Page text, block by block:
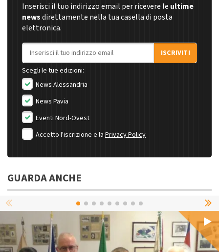
Inserisci il tuo indirizzo email per ricevere le ultime
newsdirettamente nella tua casella di posta
elettronica.
Indirizzo email
ISCRIVITI
Scegli le tue edizioni:
News Alessandria
News Pavia
Eventi Nord-Ovest
Accetto l'iscrizione e la Privacy Policy
GUARDA ANCHE